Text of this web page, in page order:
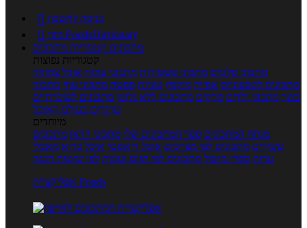
 כניסה לחשבון

מנוי FoodsDictionary
מתכונים קטגוריות מתכונים
קטגוריות נפוצות
מתכוני סלטים מתכוני פשטידות מתכוני עוגות אוכל צמחוני
מתכונים לטבעוניים אפייה מוקפץ עוגיות פסטה מתכוני עוף מתכוני
בשר מתכוני ילדים מרקים מתכונים ללא גלוטן מתכונים לסוכרתיים
טרנדים בעולם האוכל
מיוחדים
מנתח המתכונים ספר המתכונים שלי מתכוני וידאו מתכונים
עשירים מתכונים לפי מצרכים אוכל דיאטטי אוכל בריא מאכלי
עדות ספרי בישול מתכונים לפי חגים ועונות לפי שיטות הכנה
אפליקציית Foods